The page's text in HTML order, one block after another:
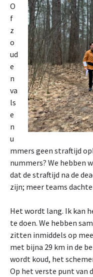
O
f
z
o
ud
e
n
va
ls
e
n
u
mmers geen straftijd
nummers? We hebben
dat de straftijd na de
zijn; meer teams
Het wordt lang. Ik kan
te doen. We hebben
zitten inmiddels op
met bijna 29 km in de
wordt koud, het
Op het verste punt van